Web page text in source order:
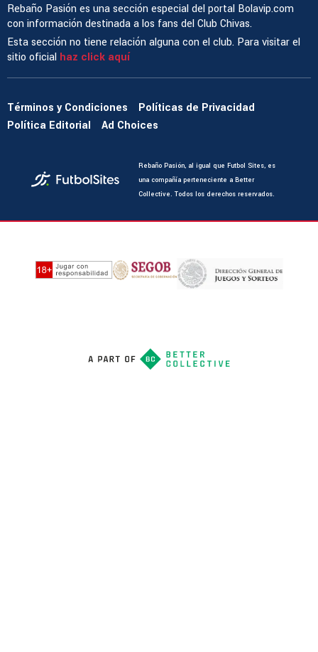
Rebaño Pasión es una sección especial del portal Bolavip.com
con información destinada a los fans del Club Chivas.
Esta sección no tiene relación alguna con el club. Para visitar el
sitio oficial haz click aquí
Términos y Condiciones
Políticas de Privacidad
Política Editorial
Ad Choices
Rebaño Pasión, al igual que Futbol Sites, es
una compañía perteneciente a Better
Collective. Todos los derechos reservados.